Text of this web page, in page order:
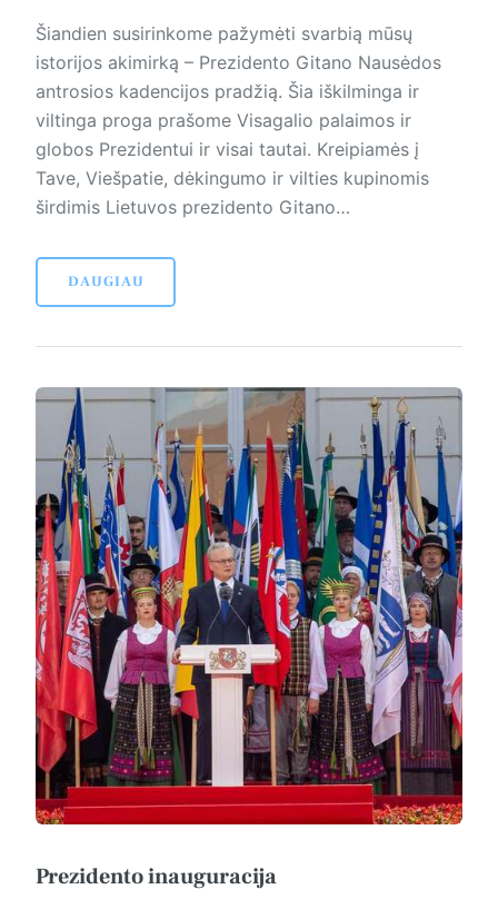
Šiandien susirinkome pažymėti svarbią mūsų
istorijos akimirką – Prezidento Gitano Nausėdos
antrosios kadencijos pradžią. Šia iškilminga ir
viltinga proga prašome Visagalio palaimos ir
globos Prezidentui ir visai tautai. Kreipiamės į
Tave, Viešpatie, dėkingumo ir vilties kupinomis
širdimis Lietuvos prezidento Gitano…
DAUGIAU
Prezidento inauguracija